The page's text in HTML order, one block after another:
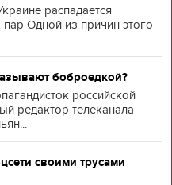
распадается
Одной из причин этого
боброедкой?
российской
редактор телеканала
своими трусами